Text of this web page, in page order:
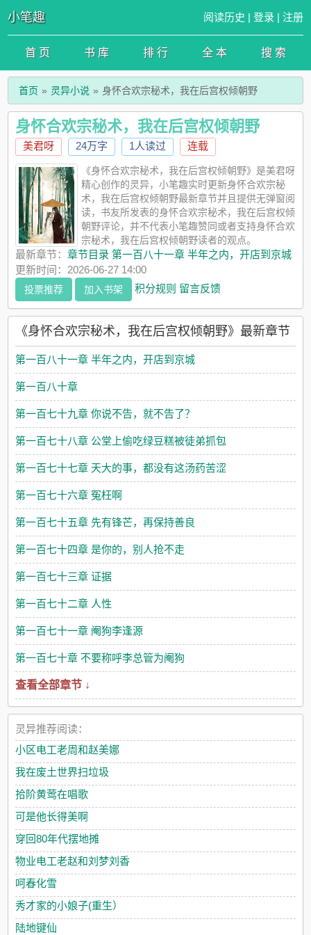
小笔趣 阅读历史 | 登录 | 注册
首 页 书 库 排 行 全 本 搜 索
首页 灵异小说 身怀合欢宗秘术，我在后宫权倾朝野
身怀合欢宗秘术，我在后宫权倾朝野
美君呀 24万字 1人读过 连载
《身怀合欢宗秘术，我在后宫权倾朝野》是美君呀
精心创作的灵异，小笔趣实时更新身怀合欢宗秘
术，我在后宫权倾朝野最新章节并且提供无弹窗阅
读，书友所发表的身怀合欢宗秘术，我在后宫权倾
朝野评论，并不代表小笔趣赞同或者支持身怀合欢
宗秘术，我在后宫权倾朝野读者的观点。
最新章节：章节目录 第一百八十一章 半年之内，开店到京城
更新时间：2026-06-27 14:00
投票推荐 加入书架 积分规则 留言反馈
《身怀合欢宗秘术，我在后宫权倾朝野》最新章节
第一百八十一章 半年之内，开店到京城
第一百八十章
第一百七十九章 你说不告，就不告了？
第一百七十八章 公堂上偷吃绿豆糕被徒弟抓包
第一百七十七章 天大的事，都没有这汤药苦涩
第一百七十六章 冤枉啊
第一百七十五章 先有锋芒，再保持善良
第一百七十四章 是你的，别人抢不走
第一百七十三章 证据
第一百七十二章 人性
第一百七十一章 阉狗李逢源
第一百七十章 不要称呼李总管为阉狗
查看全部章节 ↓
灵异推荐阅读：
小区电工老周和赵美娜
我在废土世界扫垃圾
拾阶黄莺在唱歌
可是他长得美啊
穿回80年代摆地摊
物业电工老赵和刘梦刘香
呵春化雪
秀才家的小娘子(重生）
陆地键仙